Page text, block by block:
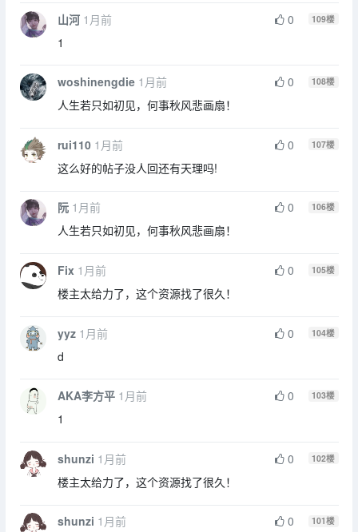
山河 1月前 0 109楼
1
woshinengdie 1月前 0 108楼
人生若只如初见，何事秋风悲画扇！
rui110 1月前 0 107楼
这么好的帖子没人回还有天理吗!
阮 1月前 0 106楼
人生若只如初见，何事秋风悲画扇！
Fix 1月前 0 105楼
楼主太给力了，这个资源找了很久！
yyz 1月前 0 104楼
d
AKA李方平 1月前 0 103楼
1
shunzi 1月前 0 102楼
楼主太给力了，这个资源找了很久！
shunzi 1月前 0 101楼